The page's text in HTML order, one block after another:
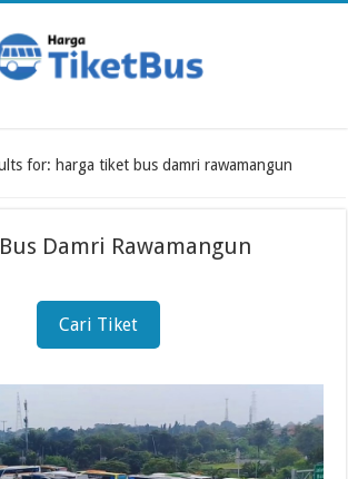
for: harga tiket bus damri rawamangun
Damri Rawamangun
Cari Tiket